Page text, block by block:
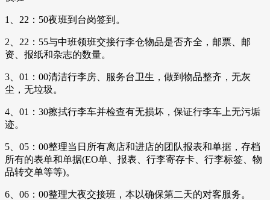
1、22：50夜班到台岗签到。
2、22：55与中班领班交接行李仓物品是否齐全，邮票、邮
资、报纸和杂志的数量。
3、01：00清洁行李房、服务台卫生，做到物品整齐，无灰
尘，无垃圾。
4、01：30擦拭行李车并检查有无损坏，保证行李车上无污垢
迹。
5、05：00整理当日所有离店和进店的团队报表和单据，存档
所有的表单和单据(EO单、报表、行李寄存卡、行李标签、物
品转交单等等)。
6、06：00整理大夜交接班，本以确保第二天的对客服务。